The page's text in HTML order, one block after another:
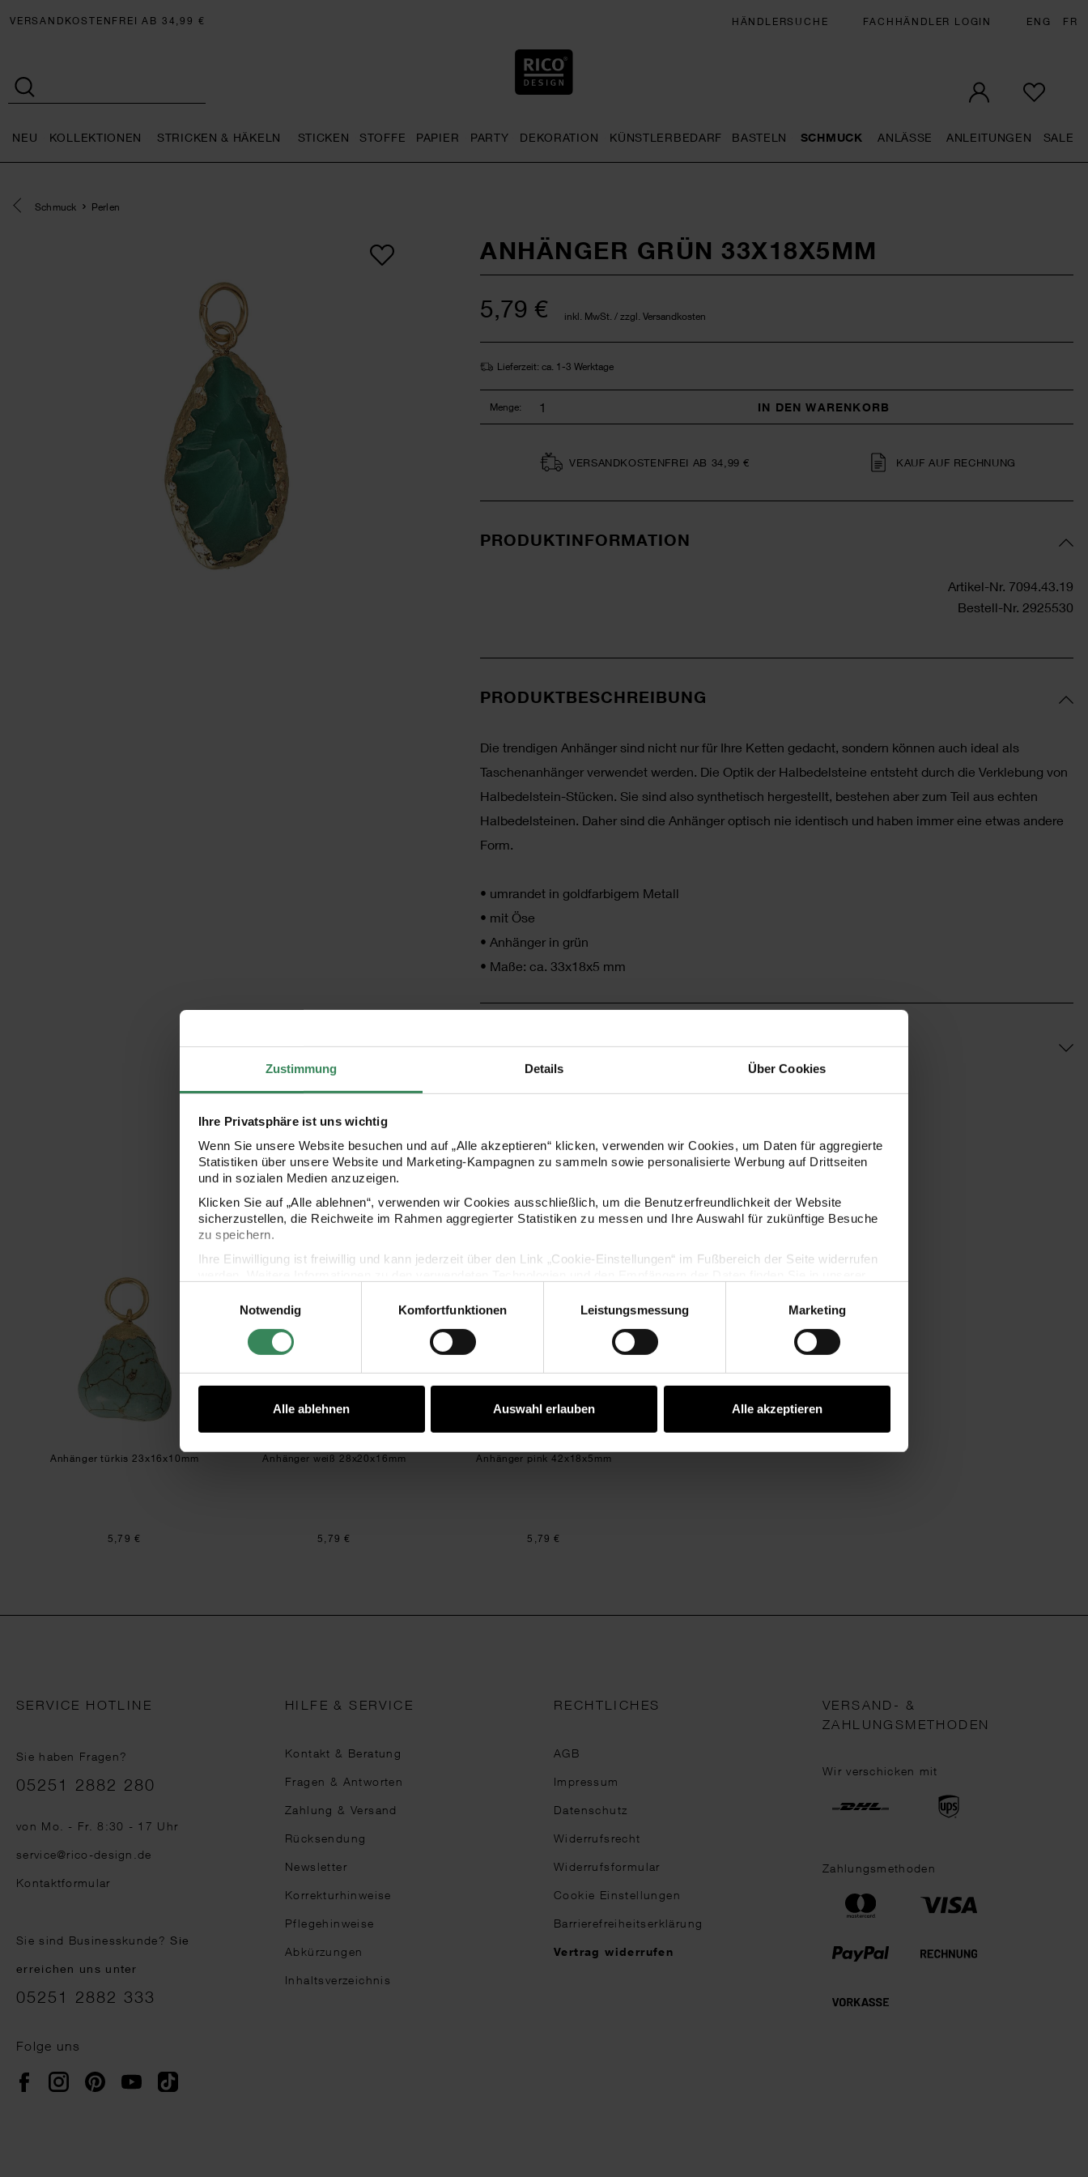
Zustimmung Details Über Cookies
Ihre Privatsphäre ist uns wichtig
Wenn Sie unsere Website besuchen und auf „Alle akzeptieren“ klicken, verwenden wir Cookies, um Daten für aggregierte
Statistiken über unsere Website und Marketing-Kampagnen zu sammeln sowie personalisierte Werbung auf Drittseiten
und in sozialen Medien anzuzeigen.
Klicken Sie auf „Alle ablehnen“, verwenden wir Cookies ausschließlich, um die Benutzerfreundlichkeit der Website
sicherzustellen, die Reichweite im Rahmen aggregierter Statistiken zu messen und Ihre Auswahl für zukünftige Besuche
zu speichern.
Ihre Einwilligung ist freiwillig und kann jederzeit über den Link „Cookie-Einstellungen“ im Fußbereich der Seite widerrufen
Impressum
Datenschutz Vertrag widerrufen
Notwendig
Komfortfunktionen Leistungsmessung Marketing
Alle ablehnen Auswahl erlauben Alle akzeptieren
VERSANDKOSTENFREI AB 34,99 € HÄNDLERSUCHE FACHHÄNDLER LOGIN ENG FR
NEU KOLLEKTIONEN STRICKEN & HÄKELN STICKEN STOFFE PAPIER PARTY DEKORATION KÜNSTLERBEDARF BASTELN SCHMUCK ANLÄSSE ANLEITUNGEN SALE
Eine Kategorie zurück navigieren
Schmuck Perlen
ANHÄNGER GRÜN 33X18X5MM
5,79 € inkl. MwSt. / zzgl. Versandkosten
Lieferzeit: ca. 1-3 Werktage
Menge: IN DEN WARENKORB
VERSAND­KOSTEN­FREI AB 34,99 € KAUF AUF RECHNUNG
PRODUKTINFORMATION
Artikel-Nr. 7094.43.19
Bestell-Nr. 2925530
PRODUKTBESCHREIBUNG
Die trendigen Anhänger sind nicht nur für Ihre Ketten gedacht, sondern können auch ideal als
Taschenanhänger verwendet werden. Die Optik der Halbedelsteine entsteht durch die Verklebung von
Halbedelstein-Stücken. Sie sind also synthetisch hergestellt, bestehen aber zum Teil aus echten
Halbedelsteinen. Daher sind die Anhänger optisch nie identisch und haben immer eine etwas andere
Form.
• umrandet in goldfarbigem Metall
• mit Öse
• Anhänger in grün
• Maße: ca. 33x18x5 mm
HERSTELLER
KAUFEMPFEHLUNG
Anhänger türkis 23x16x10mm
Anhänger türkis 23x16x10mm
5,79 €
Anhänger weiß 28x20x16mm
Anhänger weiß 28x20x16mm
5,79 €
Anhänger pink 42x18x5mm
Anhänger pink 42x18x5mm
5,79 €
SERVICE HOTLINE
Sie haben Fragen?
Telefonnummer
05251 2882 280
von Mo. - Fr. 8:30 - 17 Uhr
service@rico-design.de
Kontaktformular
Sie sind Businesskunde?Sie
erreichen uns unter
05251 2882 333
Folge uns
FacebookInstagramPinterestYouTubeTikTok
HILFE & SERVICE
Kontakt & Beratung
Fragen & Antworten
Zahlung & Versand
Rücksendung
Newsletter
Korrekturhinweise
Pflegehinweise
Abkürzungen
Inhaltsverzeichnis
RECHTLICHES
AGB
Impressum
Datenschutz
Widerrufsrecht
Widerrufsformular
Cookie Einstellungen
Barrierefreiheitserklärung
Vertrag widerrufen
VERSAND- &
ZAHLUNGSMETHODEN
Wir verschicken mit
Zahlungsmethoden